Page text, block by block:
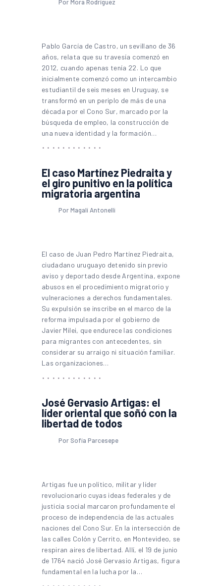
Por Mora Rodríguez
Pablo García de Castro, un sevillano de 36
años, relata que su travesía comenzó en
2012, cuando apenas tenía 22. Lo que
inicialmente comenzó como un intercambio
estudiantil de seis meses en Uruguay, se
transformó en un periplo de más de una
década por el Cono Sur, marcado por la
búsqueda de empleo, la construcción de
una nueva identidad y la formación…
El caso Martínez Piedraita y
el giro punitivo en la política
migratoria argentina
Por Magalí Antonelli
El caso de Juan Pedro Martínez Piedraita,
ciudadano uruguayo detenido sin previo
aviso y deportado desde Argentina, expone
abusos en el procedimiento migratorio y
vulneraciones a derechos fundamentales.
Su expulsión se inscribe en el marco de la
reforma impulsada por el gobierno de
Javier Milei, que endurece las condiciones
para migrantes con antecedentes, sin
considerar su arraigo ni situación familiar.
Las organizaciones…
José Gervasio Artigas: el
líder oriental que soñó con la
libertad de todos
Por Sofía Parcesepe
Artigas fue un político, militar y líder
revolucionario cuyas ideas federales y de
justicia social marcaron profundamente el
proceso de independencia de las actuales
naciones del Cono Sur. En la intersección de
las calles Colón y Cerrito, en Montevideo, se
respiran aires de libertad. Allí, el 19 de junio
de 1764 nació José Gervasio Artigas, figura
fundamental en la lucha por la…